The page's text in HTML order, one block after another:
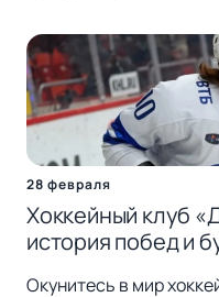
28 февраля
Хоккейный клуб
история побед и
Окунитесь в мир